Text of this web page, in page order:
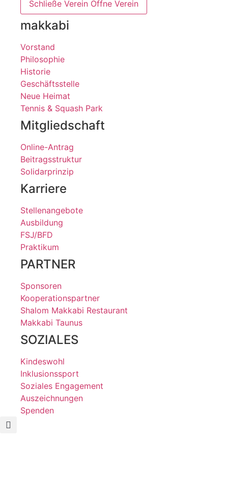
Schließe Verein Öffne Verein
makkabi
Vorstand
Philosophie
Historie
Geschäftsstelle
Neue Heimat
Tennis & Squash Park
Mitgliedschaft
Online-Antrag
Beitragsstruktur
Solidarprinzip
Karriere
Stellenangebote
Ausbildung
FSJ/BFD
Praktikum
PARTNER
Sponsoren
Kooperationspartner
Shalom Makkabi Restaurant
Makkabi Taunus
SOZIALES
Kindeswohl
Inklusionssport
Soziales Engagement
Auszeichnungen
Spenden